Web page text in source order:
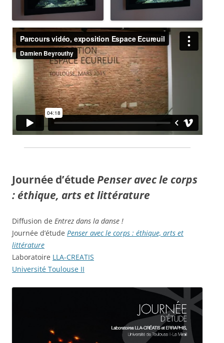
Journée d’étudePenser avec le corps
: éthique, arts et littérature
Diffusion de Entrez dans la danse !
Journée d’étude Penser avec le corps : éthique, arts et
littérature
Laboratoire LLA-CREATIS
Université Toulouse II